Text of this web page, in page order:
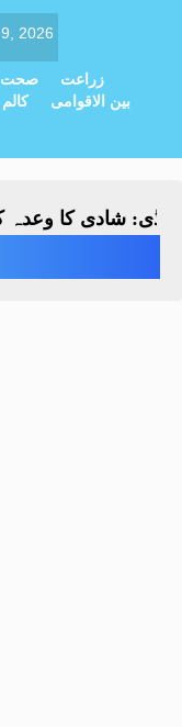
2026
صحت
زراعت
بین الاقوامی
شادی کا وعدہ